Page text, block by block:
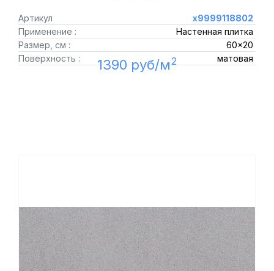
Артикул
х9999118802
Применение :
Настенная плитка
Размер, см :
60x20
Поверхность :
матовая
1390 руб/м2